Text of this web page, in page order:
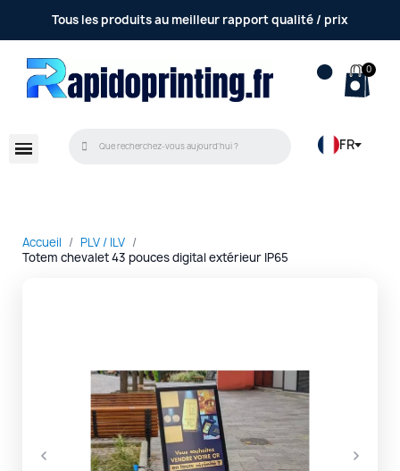
Tous les produits au meilleur rapport qualité / prix
FR
Accueil
PLV / ILV
Totem chevalet 43 pouces digital extérieur IP65